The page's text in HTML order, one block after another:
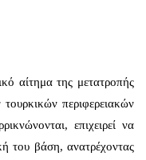
αίτημα της μετατροπής
περιφερειακών
επιχειρεί να
του βάση, ανατρέχοντας